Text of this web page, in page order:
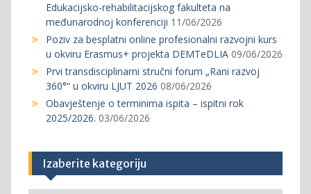
Edukacijsko-rehabilitacijskog fakulteta na
međunarodnoj konferenciji 11/06/2026
Poziv za besplatni online profesionalni razvojni kurs
u okviru Erasmus+ projekta DEMTeDLIA 09/06/2026
Prvi transdisciplinarni stručni forum „Rani razvoj
360°“ u okviru LJUT 2026 08/06/2026
Obavještenje o terminima ispita – ispitni rok
2025/2026. 03/06/2026
Izaberite kategoriju